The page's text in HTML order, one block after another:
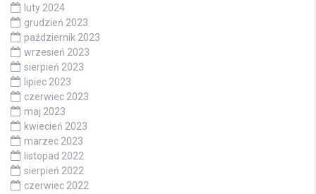
luty 2024
grudzień 2023
październik 2023
wrzesień 2023
sierpień 2023
lipiec 2023
czerwiec 2023
maj 2023
kwiecień 2023
marzec 2023
listopad 2022
sierpień 2022
czerwiec 2022